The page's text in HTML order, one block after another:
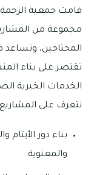
قامت جمعية الرحمة
مجموعة من المشاريع
المحتاجين،
تقتصر على بناء
الخدمات الخيرية
نتعرف على المشاريع
بناء دور الأيتام
والمعنوية.